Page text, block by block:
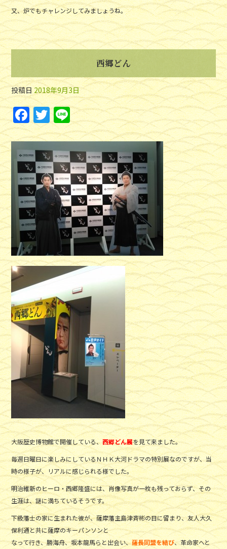
又、炉でもチャレンジしてみましょうね。
西郷どん
投稿日2018年9月3日
F
a
c
e
b
o
o
k
T
w
itt
er
Li
n
e
大阪歴史博物館で開催している、西郷どん展を見て来ました。
毎週日曜日に楽しみにしているＮＨＫ大河ドラマの特別展なのですが、当
時の様子が、リアルに感じられる様でした。
明治維新のヒーロ・西郷隆盛には、肖像写真が一枚も残っておらず、その
生涯は、謎に満ちているそうです。
下級藩士の家に生まれた彼が、薩摩藩主島津斉彬の目に留まり、友人大久
保利通と共に薩摩のキーパンソンと
なって行き、勝海舟、坂本龍馬らと出会い、薩長同盟を結び、革命家へと